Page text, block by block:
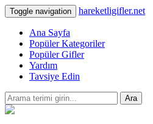
Toggle navigation hareketligifler.net
Ana Sayfa
Popüler Kategoriler
Popüler Gifler
Yardım
Tavsiye Edin
Ara